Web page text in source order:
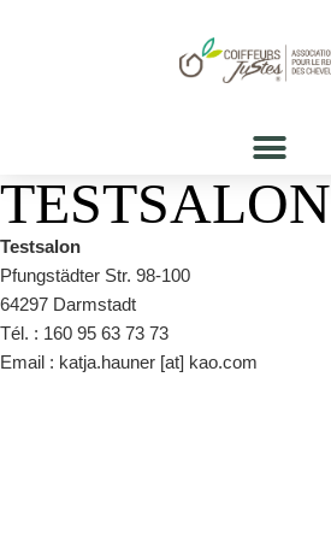
TESTSALON
Testsalon
Pfungstädter Str. 98-100
64297 Darmstadt
Tél. : 160 95 63 73 73
Email : katja.hauner [at] kao.com